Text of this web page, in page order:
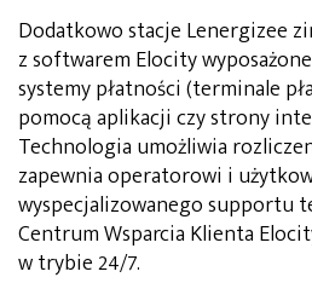
Dodatkowo stacje Lenergizee
z softwarem Elocity
systemy płatności (terminale
pomocą aplikacji czy strony
Technologia umożliwia
zapewnia operatorowi i
wyspecjalizowanego supportu
Centrum Wsparcia Klienta
w trybie 24/7.